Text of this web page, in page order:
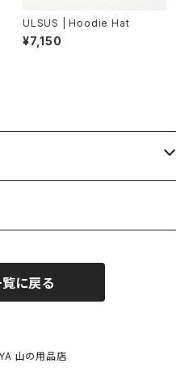
ULSUS | Hoodie Hat
¥7,150
に戻る
山の用品店